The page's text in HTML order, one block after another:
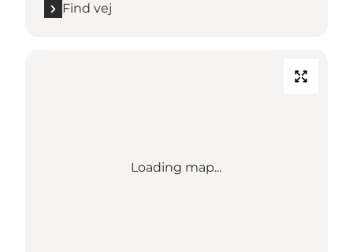
Find vej
Loading map...